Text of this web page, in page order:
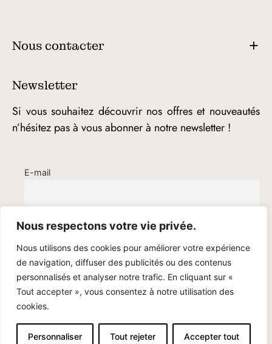
Nous respectons votre vie privée.
Nous utilisons des cookies pour améliorer votre expérience
de navigation, diffuser des publicités ou des contenus
personnalisés et analyser notre trafic. En cliquant sur «
Tout accepter », vous consentez à notre utilisation des
cookies.
Personnaliser Tout rejeter Accepter tout
Nous contacter
Newsletter
Si vous souhaitez découvrir nos offres et nouveautés
n’hésitez pas à vous abonner à notre newsletter !
E-mail